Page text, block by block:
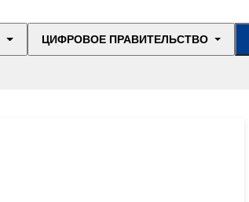
ЦИФРОВОЕ ПРАВИТЕЛЬСТВО